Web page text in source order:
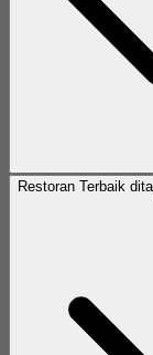
Restoran Terbaik